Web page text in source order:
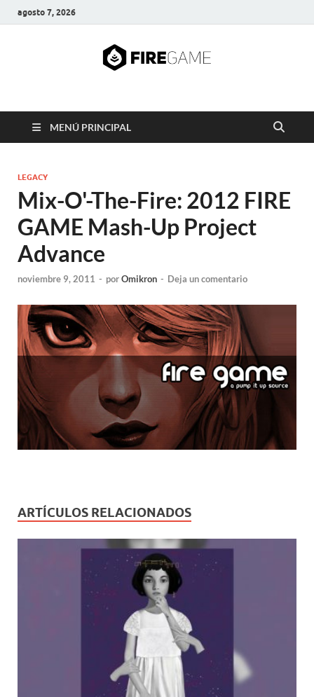
agosto 7, 2026
FIRE GAME
MENÚ PRINCIPAL
LEGACY
Mix-O'-The-Fire: 2012 FIRE
GAME Mash-Up Project
Advance
noviembre 9, 2011 - porOmikron - Deja un comentario
ARTÍCULOS RELACIONADOS